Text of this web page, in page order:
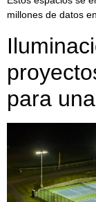
millones de datos
para